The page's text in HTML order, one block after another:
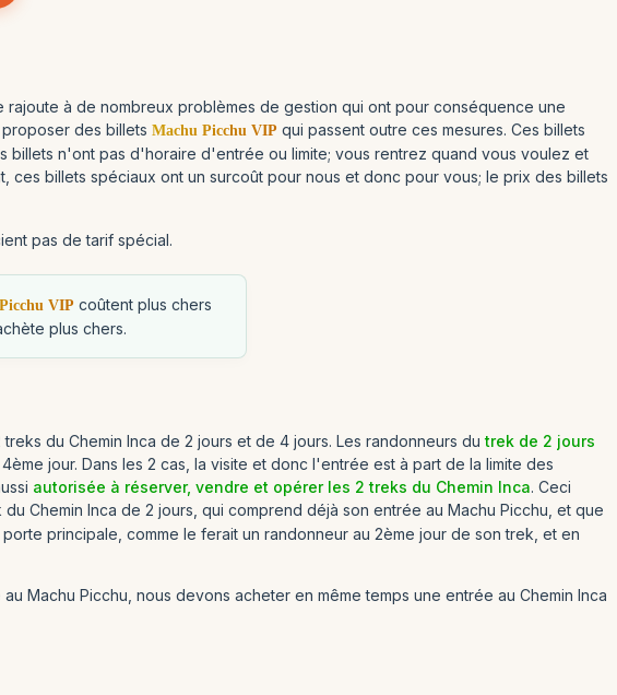
à de nombreux problèmes de gestion qui ont pour conséquence une
proposer des billets Machu Picchu VIP qui passent outre ces mesures. Ces billets
billets n'ont pas d'horaire d'entrée ou limite; vous rentrez quand vous voulez et
ces billets spéciaux ont un surcoût pour nous et donc pour vous; le prix des billets
pas de tarif spécial.
VIP coûtent plus chers
plus chers.
du Chemin Inca de 2 jours et de 4 jours. Les randonneurs dutrek de 2 jours
jour. Dans les 2 cas, la visite et donc l'entrée est à part de la limite des
autorisée à réserver, vendre et opérer les 2 treks du Chemin Inca. Ceci
Chemin Inca de 2 jours, qui comprend déjà son entrée au Machu Picchu, et que
principale, comme le ferait un randonneur au 2ème jour de son trek, et en
Machu Picchu, nous devons acheter en même temps une entrée au Chemin Inca